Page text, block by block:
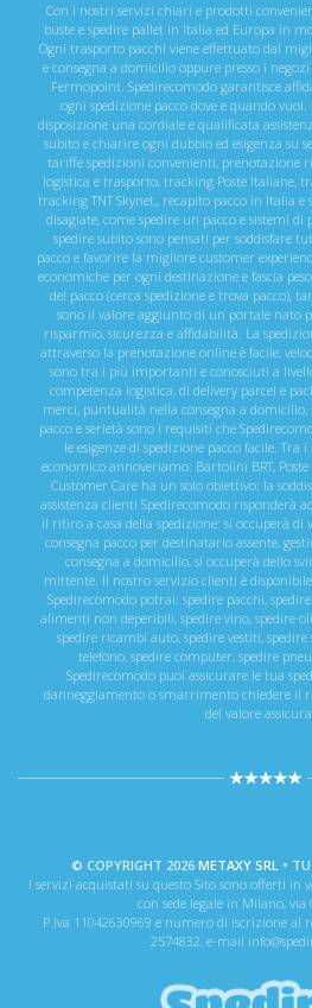
Con i nostri servizi chiari e prodotti
buste e spedire pallet in Italia ed Europa in
Ogni trasporto pacchi viene effettuato dal
e consegna a domicilio oppure presso i
Fermopoint. Spedirecomodo garantisce
ogni spedizione pacco dove e quando
disposizione una cordiale e qualificata
subito e chiarire ogni dubbio ed esigenza su
tariffe spedizioni convenienti, prenotazione
logistica e trasporto, tracking Poste Italiane,
tracking TNT Skynet,, recapito pacco in Italia
disagiate, come spedire un pacco e sistemi
spedire subito sono pensati per soddisfare
pacco e favorire la migliore customer
economiche per ogni destinazione e fascia
del pacco (cerca spedizione e trova pacco),
sono il valore aggiunto di un portale nato
risparmio, sicurezza e affidabilità. La
attraverso la prenotazione online è facile,
sono tra i più importanti e conosciuti a
competenza logistica, di delivery parcel e
merci, puntualità nella consegna a domicilio,
pacco e serietà sono i requisiti che
le esigenze di spedizione pacco facile. Tra
economico annoveriamo: Bartolini BRT, Poste
Customer Care ha un solo obiettivo: la
assistenza clienti Spedirecomodo risponderà
il ritiro a casa della spedizione: si occuperà di
consegna pacco per destinatario assente,
consegna a domicilio, si occuperà dello
mittente. Il nostro servizio clienti è
Spedirecomodo potrai: spedire pacchi,
alimenti non deperibili, spedire vino, spedire
spedire ricambi auto, spedire vestiti, spedire
telefono, spedire computer, spedire
Spedirecomodo puoi assicurare le tua
danneggiamento o smarrimento chiedere il
del valore
© COPYRIGHT 2026 METAXY SRL •
I servizi acquistati su questo Sito sono offerti in
con sede legale in Milano, via
P.Iva 11042630969 e numero di iscrizione al
2574832, e-mail